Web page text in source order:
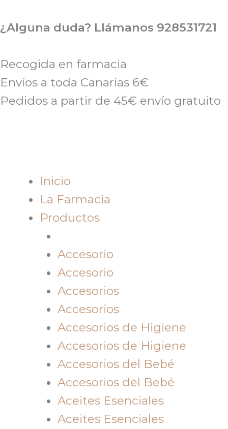
al
¿Alguna duda? Llámanos 928531721
Recogida en farmacia
Envíos a toda Canarias 6€
Pedidos a partir de 45€ envío gratuito
Inicio
La Farmacia
Productos
Accesorio
Accesorio
Accesorios
Accesorios
Accesorios de Higiene
Accesorios de Higiene
Accesorios del Bebé
Accesorios del Bebé
Aceites Esenciales
Aceites Esenciales